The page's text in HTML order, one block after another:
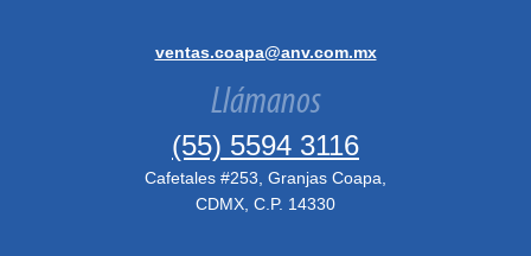
ventas.coapa@anv.com.mx
Llámanos
(55) 5594 3116
Cafetales #253, Granjas Coapa,
CDMX, C.P. 14330